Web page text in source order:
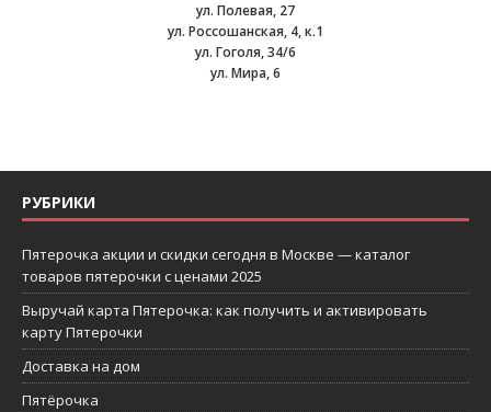
ул. Полевая, 27
ул. Россошанская, 4, к.1
ул. Гоголя, 34/6
ул. Мира, 6
РУБРИКИ
Пятерочка акции и скидки сегодня в Москве — каталог
товаров пятерочки с ценами 2025
Выручай карта Пятерочка: как получить и активировать
карту Пятерочки
Доставка на дом
Пятёрочка